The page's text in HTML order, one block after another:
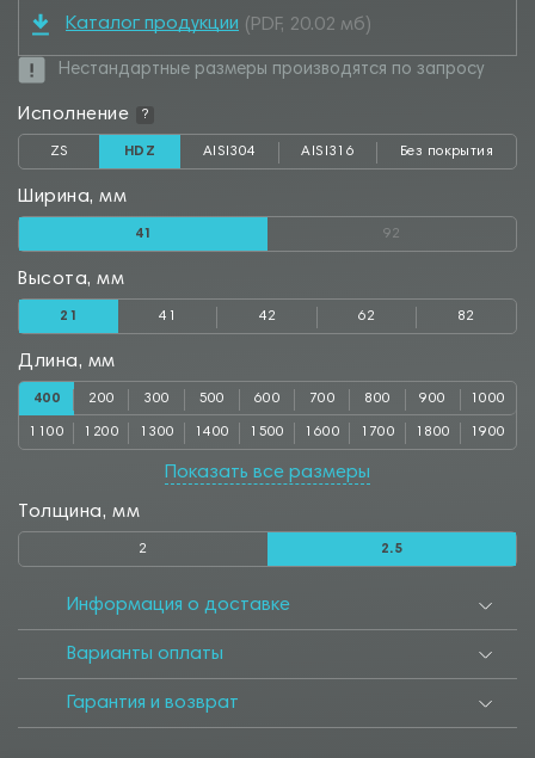
Каталог продукции (PDF, 20.02 мб)
Нестандартные размеры производятся по запросу
Исполнение ?
ZS HDZ AISI304 AISI316 Без покрытия
Ширина, мм
41 92
Высота, мм
21 41 42 62 82
Длина, мм
400 200 300 500 600 700 800 900 1000
1100 1200 1300 1400 1500 1600 1700 1800 1900
2500
Показать все размеры
Толщина, мм
2 2.5
Информация о доставке
Варианты оплаты
Гарантия и возврат